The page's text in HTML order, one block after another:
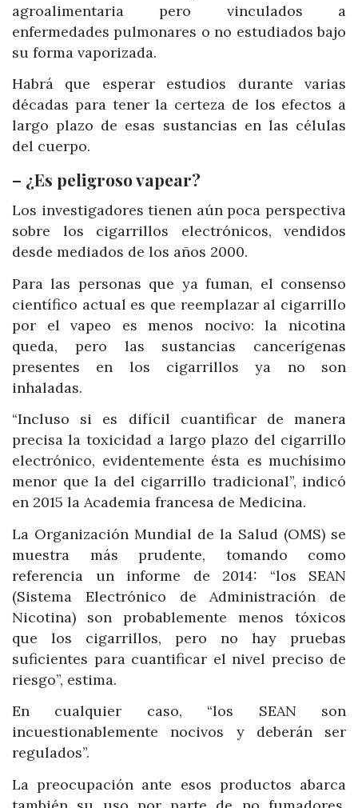
agroalimentaria pero vinculados a
enfermedades pulmonares o no estudiados bajo
su forma vaporizada.
Habrá que esperar estudios durante varias
décadas para tener la certeza de los efectos a
largo plazo de esas sustancias en las células
del cuerpo.
– ¿Es peligroso vapear?
Los investigadores tienen aún poca perspectiva
sobre los cigarrillos electrónicos, vendidos
desde mediados de los años 2000.
Para las personas que ya fuman, el consenso
científico actual es que reemplazar al cigarrillo
por el vapeo es menos nocivo: la nicotina
queda, pero las sustancias cancerígenas
presentes en los cigarrillos ya no son
inhaladas.
“Incluso si es difícil cuantificar de manera
precisa la toxicidad a largo plazo del cigarrillo
electrónico, evidentemente ésta es muchísimo
menor que la del cigarrillo tradicional”, indicó
en 2015 la Academia francesa de Medicina.
La Organización Mundial de la Salud (OMS) se
muestra más prudente, tomando como
referencia un informe de 2014: “los SEAN
(Sistema Electrónico de Administración de
Nicotina) son probablemente menos tóxicos
que los cigarrillos, pero no hay pruebas
suficientes para cuantificar el nivel preciso de
riesgo”, estima.
En cualquier caso, “los SEAN son
incuestionablemente nocivos y deberán ser
regulados”.
La preocupación ante esos productos abarca